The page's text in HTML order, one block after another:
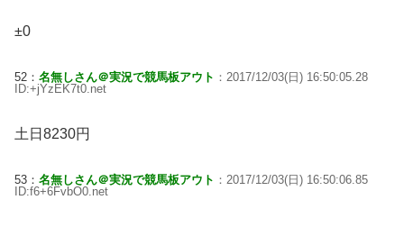
±0
52： 名無しさん＠実況で競馬板アウト ：2017/12/03(日) 16:50:05.28
ID:+jYzEK7t0.net
土日8230円
53： 名無しさん＠実況で競馬板アウト ：2017/12/03(日) 16:50:06.85
ID:f6+6FvbO0.net